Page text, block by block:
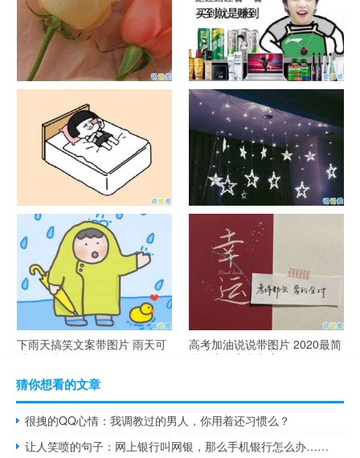
官宣恋爱的说说配图 官宣句子
抖音摆地摊文案 摆地摊的搞笑
说说带图片
谐音梗土味情话大全带图片 油
腻搞笑的土味情话
很酷的霸气句子带图片 最新霸
气说说高冷范
下雨天搞笑文案带图片 雨天可
以发的幽默句子
高考加油说说带图片 2020最简
单励志的高考文案
猜你想看的文章
很拽的QQ心情：我调教过的男人，你用着还习惯么？
让人笑喷的句子：网上银行叫网银，那么手机银行怎么办……